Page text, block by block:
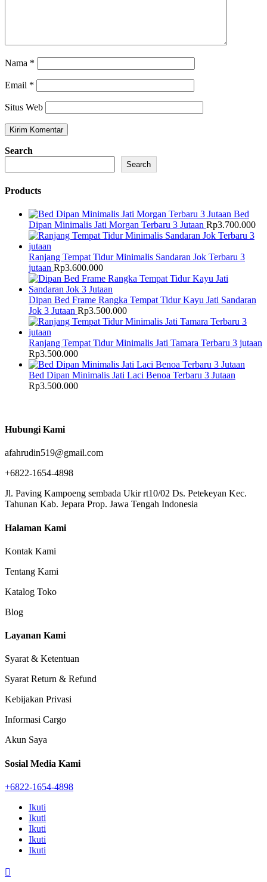
Nama *
Email *
Situs Web
Search
Search
Products
Bed
Dipan Minimalis Jati Morgan Terbaru 3 Jutaan Rp3.700.000
Ranjang Tempat Tidur Minimalis Sandaran Jok Terbaru 3
jutaan Rp3.600.000
Dipan Bed Frame Rangka Tempat Tidur Kayu Jati Sandaran
Jok 3 Jutaan Rp3.500.000
Ranjang Tempat Tidur Minimalis Jati Tamara Terbaru 3 jutaan
Rp3.500.000
Bed Dipan Minimalis Jati Laci Benoa Terbaru 3 Jutaan
Rp3.500.000
Hubungi Kami
afahrudin519@gmail.com
+6822-1654-4898
Jl. Paving Kampoeng sembada Ukir rt10/02 Ds. Petekeyan Kec.
Tahunan Kab. Jepara Prop. Jawa Tengah Indonesia
Halaman Kami
Kontak Kami
Tentang Kami
Katalog Toko
Blog
Layanan Kami
Syarat & Ketentuan
Syarat Return & Refund
Kebijakan Privasi
Informasi Cargo
Akun Saya
Sosial Media Kami
+6822-1654-4898
Ikuti
Ikuti
Ikuti
Ikuti
Ikuti
